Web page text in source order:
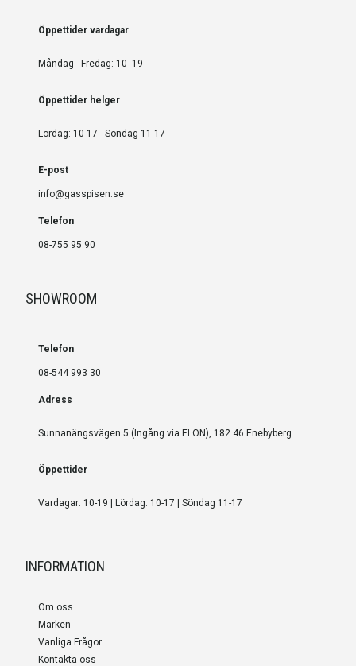
Öppettider vardagar
Måndag - Fredag: 10 -19
Öppettider helger
Lördag: 10-17 - Söndag 11-17
E-post
info@gasspisen.se
Telefon
08-755 95 90
SHOWROOM
Telefon
08-544 993 30
Adress
Sunnanängsvägen 5 (Ingång via ELON), 182 46 Enebyberg
Öppettider
Vardagar: 10-19 | Lördag: 10-17 | Söndag 11-17
INFORMATION
Om oss
Märken
Vanliga Frågor
Kontakta oss